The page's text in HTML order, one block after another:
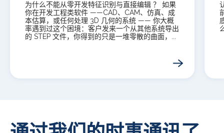
为什么不能从零开发特征识别与直接编辑 ？ 如果
你在开发工程类软件 ——CAD、CAM、仿真、成
本估算，或任何处理 3D 几何的系统 —— 你大概
率遇到过这个困境：客户发来一个从其他系统导出
的 STEP 文件，你得到的只是一堆零散的曲面，...